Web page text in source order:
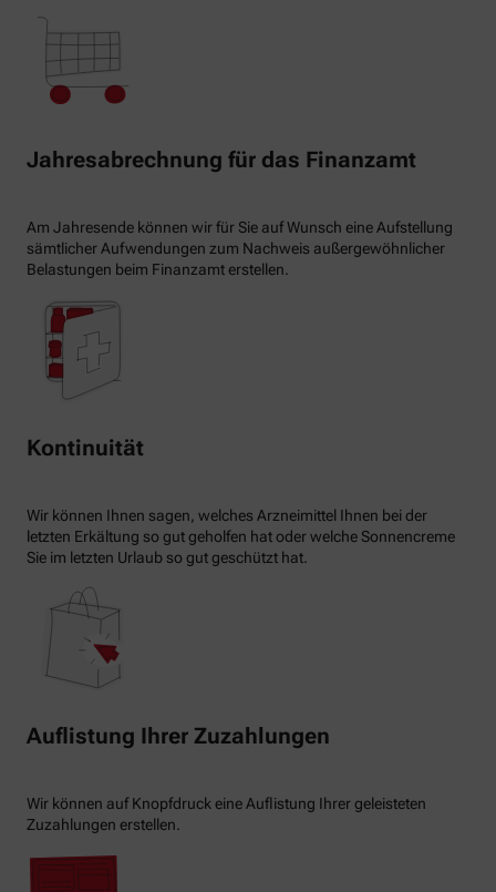
Jahresabrechnung für das Finanzamt
Am Jahresende können wir für Sie auf Wunsch eine Aufstellung
sämtlicher Aufwendungen zum Nachweis außergewöhnlicher
Belastungen beim Finanzamt erstellen.
Kontinuität
Wir können Ihnen sagen, welches Arzneimittel Ihnen bei der
letzten Erkältung so gut geholfen hat oder welche Sonnencreme
Sie im letzten Urlaub so gut geschützt hat.
Auflistung Ihrer Zuzahlungen
Wir können auf Knopfdruck eine Auflistung Ihrer geleisteten
Zuzahlungen erstellen.